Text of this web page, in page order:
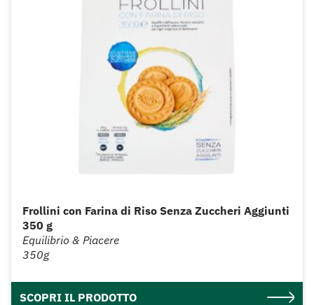
Frollini con Farina di Riso Senza Zuccheri Aggiunti
350 g
Equilibrio & Piacere
350g
SCOPRI IL PRODOTTO